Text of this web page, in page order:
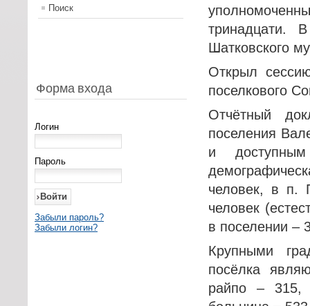
Поиск
Форма входа
Логин
Пароль
Забыли пароль?
Забыли логин?
тринадцати.
Шатковского
Открыл
поселкового
Отчётный
поселения
и
человек, в п.
человек
в поселении –
Крупными
посёлка
райпо – 315,